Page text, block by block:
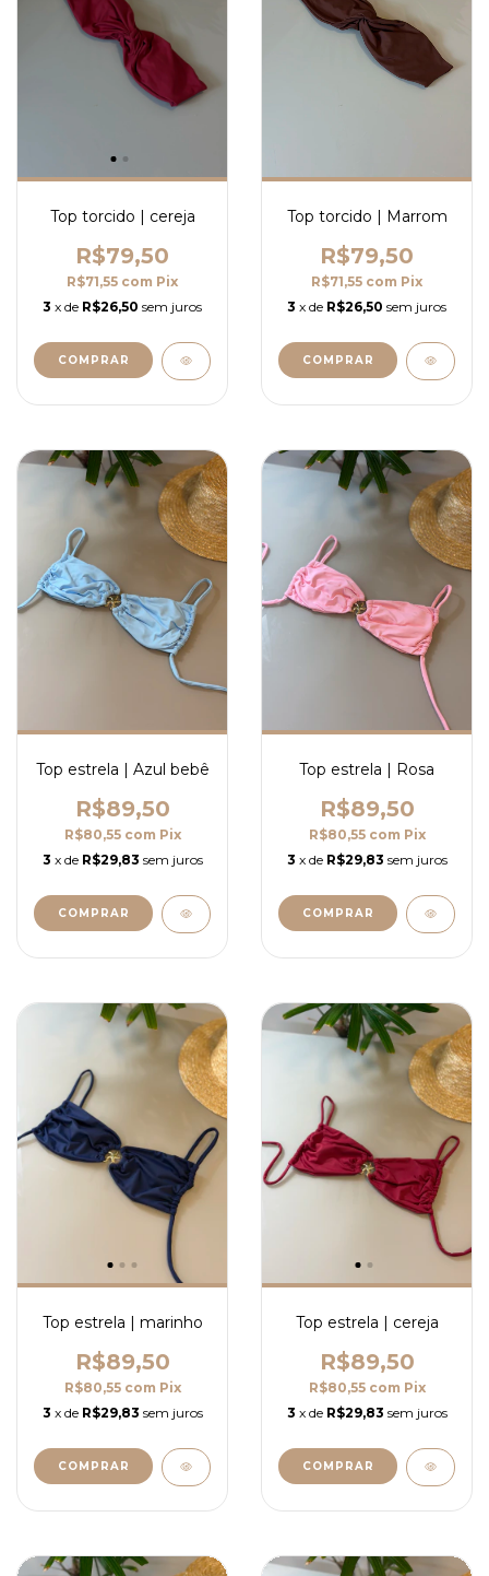
Top torcido | cereja
R$79,50
R$71,55 com Pix
3 x de R$26,50 sem juros
COMPRAR
Top torcido | Marrom
R$79,50
R$71,55 com Pix
3 x de R$26,50 sem juros
COMPRAR
Top estrela | Azul bebê
R$89,50
R$80,55 com Pix
3 x de R$29,83 sem juros
COMPRAR
Top estrela | Rosa
R$89,50
R$80,55 com Pix
3 x de R$29,83 sem juros
COMPRAR
Top estrela | marinho
R$89,50
R$80,55 com Pix
3 x de R$29,83 sem juros
COMPRAR
Top estrela | cereja
R$89,50
R$80,55 com Pix
3 x de R$29,83 sem juros
COMPRAR